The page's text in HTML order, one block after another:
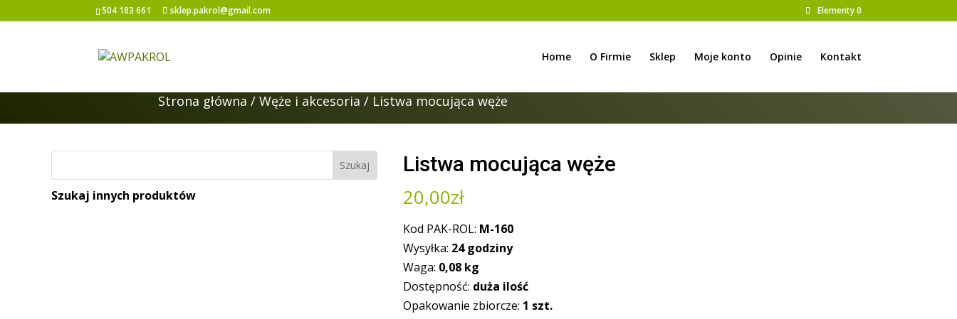
504 183 661 sklep.pakrol@gmail.com Elementy 0
Home O Firmie Sklep Moje konto Opinie Kontakt
Strona główna / Węże i akcesoria / Listwa mocująca węże
Szukaj innych produktów
Listwa mocująca węże
20,00zł
Kod PAK-ROL: M-160
Wysyłka: 24 godziny
Waga: 0,08 kg
Dostępność: duża ilość
Opakowanie zbiorcze: 1 szt.